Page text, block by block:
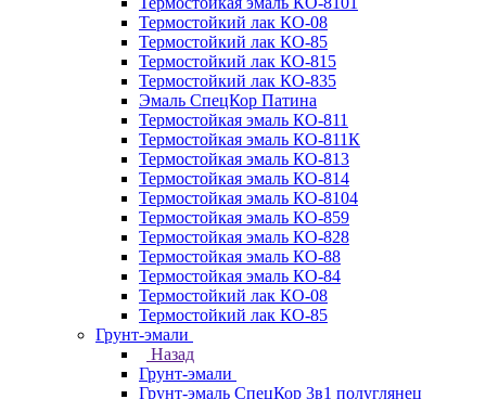
Термостойкий лак КО-08
Термостойкий лак КО-85
Термостойкий лак КО-815
Термостойкий лак КО-835
Эмаль СпецКор Патина
Термостойкая эмаль КО-811
Термостойкая эмаль КО-811К
Термостойкая эмаль КО-813
Термостойкая эмаль КО-814
Термостойкая эмаль КО-8104
Термостойкая эмаль КО-859
Термостойкая эмаль КО-828
Термостойкая эмаль КО-88
Термостойкая эмаль КО-84
Термостойкий лак КО-08
Термостойкий лак КО-85
Грунт-эмали
Назад
Грунт-эмали
Грунт-эмаль СпецКор 3в1 полуглянец